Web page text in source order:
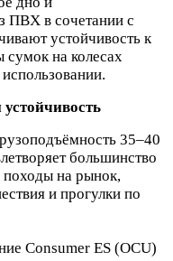
ПВХ в сочетании с
устойчивость к
на колесах
35–40
большинство
на рынок,
и прогулки по
Consumer ES (OCU)